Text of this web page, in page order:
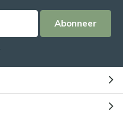
Abonneer